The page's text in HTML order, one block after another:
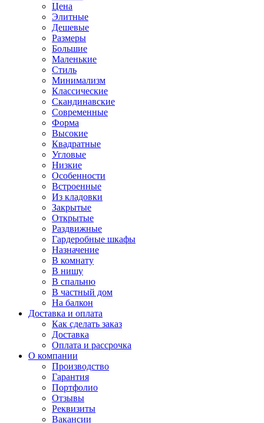
Цена
Элитные
Дешевые
Размеры
Большие
Маленькие
Стиль
Минимализм
Классические
Скандинавские
Современные
Форма
Высокие
Квадратные
Угловые
Низкие
Особенности
Встроенные
Из кладовки
Закрытые
Открытые
Раздвижные
Гардеробные шкафы
Назначение
В комнату
В нишу
В спальню
В частный дом
На балкон
Доставка и оплата
Как сделать заказ
Доставка
Оплата и рассрочка
О компании
Производство
Гарантия
Портфолио
Отзывы
Реквизиты
Вакансии